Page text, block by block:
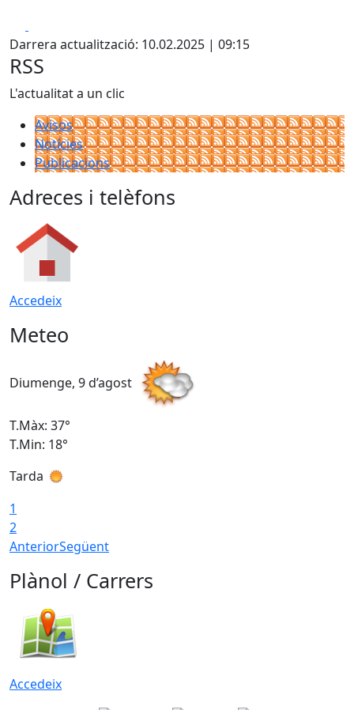
Darrera actualització: 10.02.2025 | 09:15
RSS
L'actualitat a un clic
Avisos
Notícies
Publicacions
Adreces i telèfons
Accedeix
Meteo
Diumenge, 9 d’agost
T.Màx: 37°
T.Min: 18°
Tarda
1
2
AnteriorSegüent
Plànol / Carrers
Accedeix